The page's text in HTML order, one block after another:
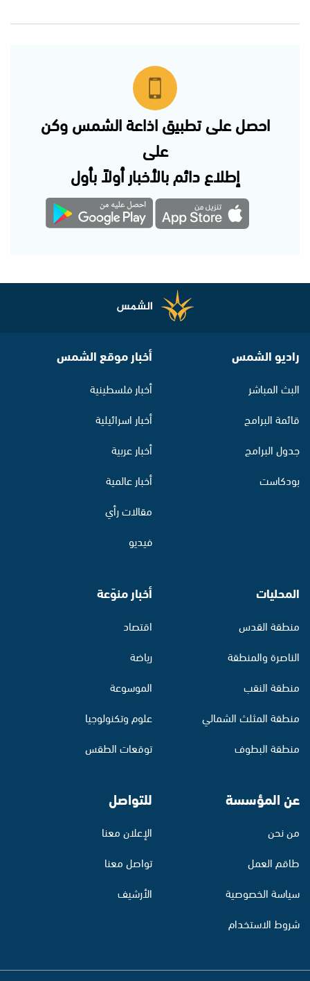
احصل على تطبيق اذاعة الشمس وكن
على
إطلاع دائم بالأخبار أولاً بأول
راديو الشمس
البث المباشر
قائمة البرامج
جدول البرامج
بودكاست
أخبار موقع الشمس
أخبار فلسطينية
أخبار اسرائيلية
أخبار عربية
أخبار عالمية
مقالات رأي
فيديو
المحليات
منطقة القدس
الناصرة والمنطقة
منطقة النقب
منطقة المثلث الشمالي
منطقة البطوف
أخبار منوّعة
اقتصاد
رياضة
الموسوعة
علوم وتكنولوجيا
توقعات الطقس
عن المؤسسة
من نحن
طاقم العمل
سياسة الخصوصية
شروط الاستخدام
للتواصل
الإعلان معنا
تواصل معنا
الأرشيف